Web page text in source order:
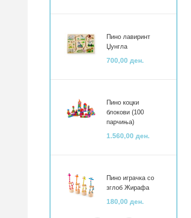
Пино лавиринт
Џунгла
700,00 ден.
Пино коцки
блокови (100
парчиња)
1.560,00 ден.
Пино играчка со
зглоб Жирафа
180,00 ден.